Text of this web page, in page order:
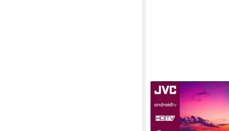
JVC
LT-32VAH3355 LCD-
80 cm/32 Zoll
Diagonale
LED
HD-ready Auflösung